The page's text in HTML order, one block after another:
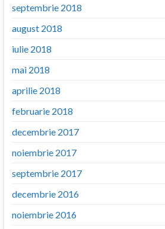
septembrie 2018
august 2018
iulie 2018
mai 2018
aprilie 2018
februarie 2018
decembrie 2017
noiembrie 2017
septembrie 2017
decembrie 2016
noiembrie 2016